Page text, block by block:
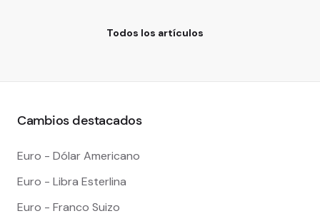
Todos los artículos
Cambios destacados
Euro - Dólar Americano
Euro - Libra Esterlina
Euro - Franco Suizo